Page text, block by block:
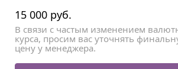
15 000 руб.
В связи с частым изменением
курса, просим вас уточнять
цену у менеджера.